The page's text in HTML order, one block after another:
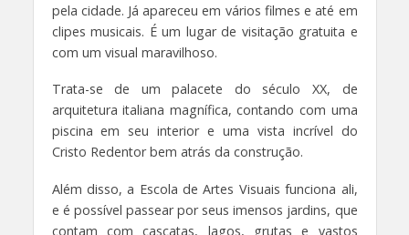
pela cidade. Já apareceu em vários filmes e até em
clipes musicais. É um lugar de visitação gratuita e
com um visual maravilhoso.
Trata-se de um palacete do século XX, de
arquitetura italiana magnífica, contando com uma
piscina em seu interior e uma vista incrível do
Cristo Redentor bem atrás da construção.
Além disso, a Escola de Artes Visuais funciona ali,
e é possível passear por seus imensos jardins, que
contam com cascatas, lagos, grutas e vastos